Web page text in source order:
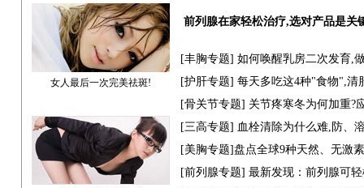
女人最后一次完美祛斑!
前列腺在家轻松治疗,选对产品是关
[丰胸专题] 如何唤醒乳房二次发育,
[护肝专题] 每天多吃这4种"食物",清
[骨关节专题] 关节疼寒冬为何加重?
[三高专题] 血栓清除为什么难,防、
[美胸专题]盘点全球9种天然、无激
[前列腺专题] 最新发现：前列腺可